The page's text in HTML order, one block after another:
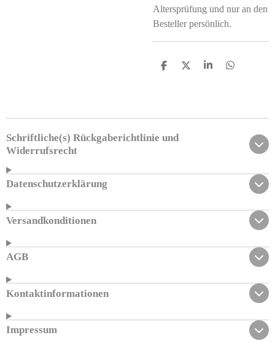
Altersprüfung und nur an den
Besteller persönlich.
T
n
T
n
T
n
T
n
Schriftliche(s) Rückgaberichtlinie und
Widerrufsrecht
Datenschutzerklärung
Versandkonditionen
AGB
Kontaktinformationen
Impressum